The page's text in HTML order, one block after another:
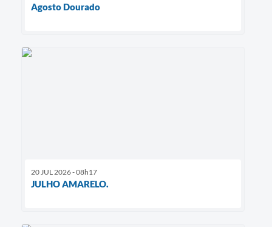
Agosto Dourado
20 JUL 2026 - 08h17
JULHO AMARELO.